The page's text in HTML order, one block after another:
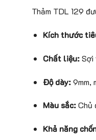
Thảm TDL 129
Kích thước
Chất liệu:Sợi
Độ dày:9mm,
Màu sắc:Chủ
Khả năng